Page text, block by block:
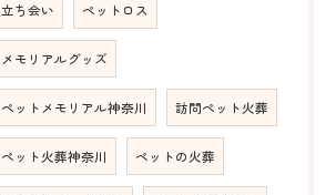
立ち会い ペットロス
メモリアルグッズ
ペットメモリアル神奈川 訪問ペット火葬
ペット火葬神奈川 ペットの火葬